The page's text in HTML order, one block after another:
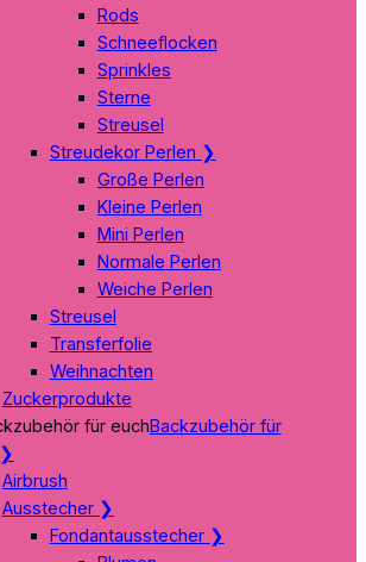
Rods
Schneeflocken
Sprinkles
Sterne
Streusel
Streudekor Perlen ❯
Große Perlen
Kleine Perlen
Mini Perlen
Normale Perlen
Weiche Perlen
Streusel
Transferfolie
Weihnachten
Zuckerprodukte
Backzubehör für
❯
Airbrush
Ausstecher ❯
Fondantausstecher ❯